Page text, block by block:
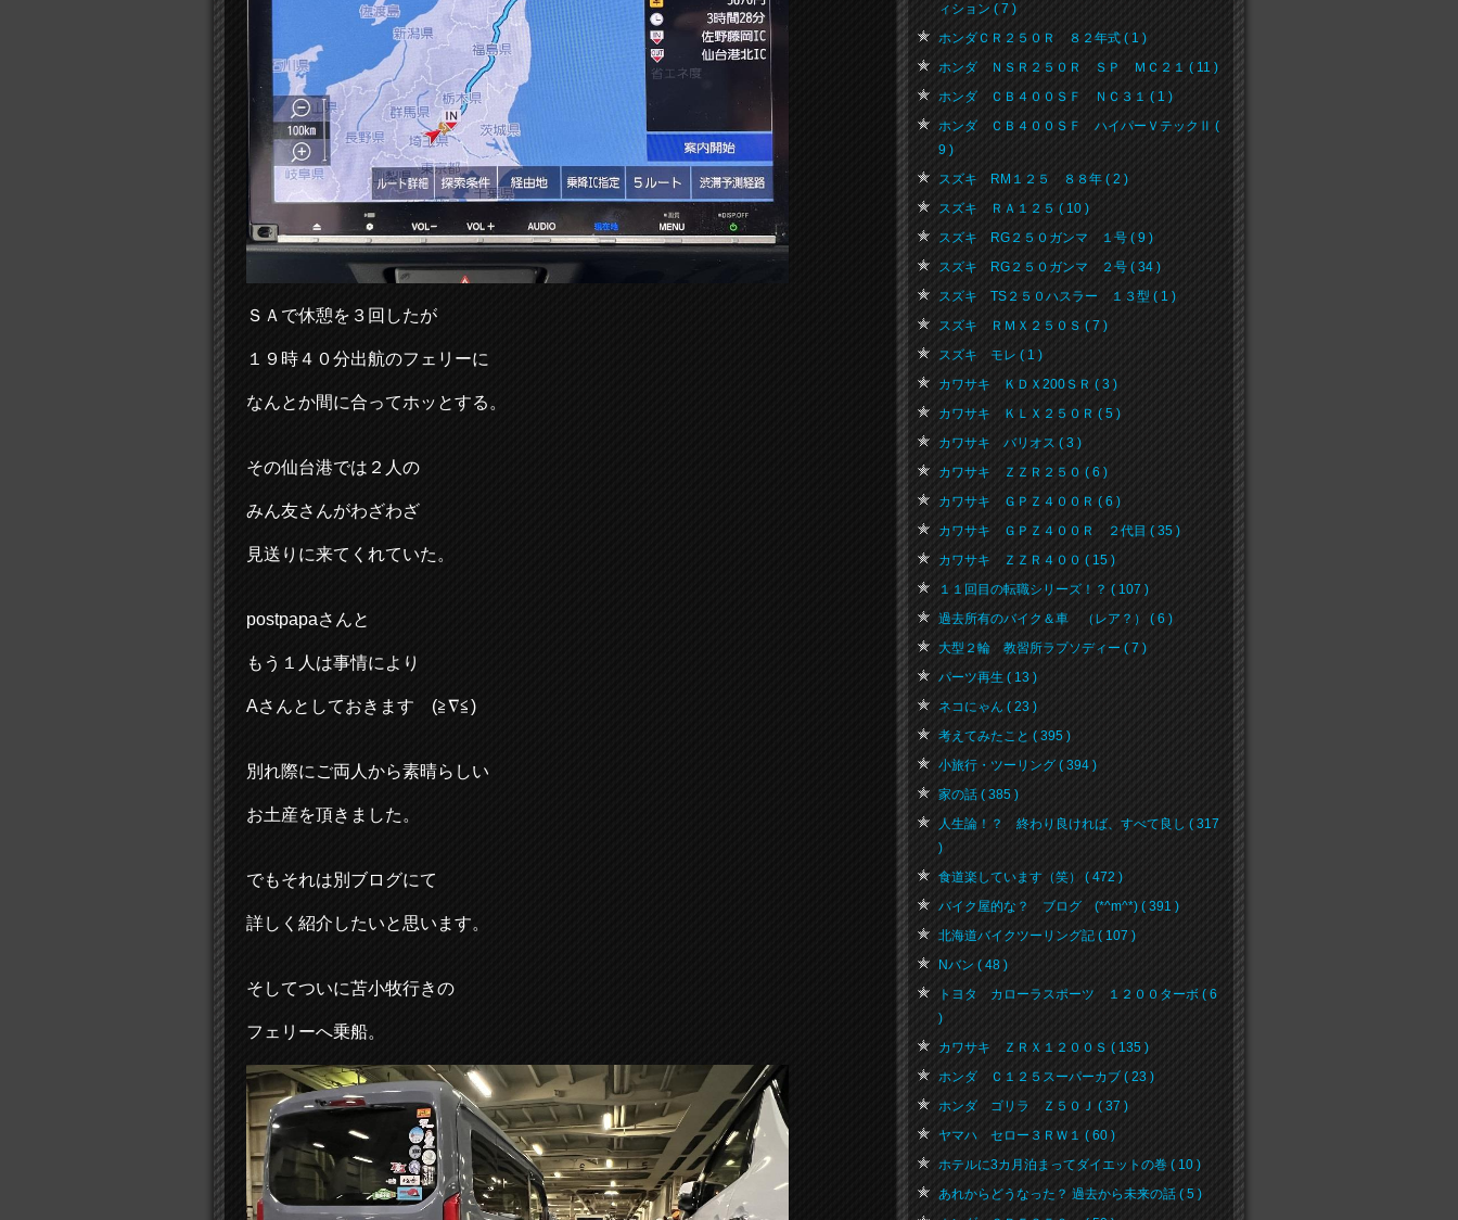
ＳＡで休憩を３回したが
１９時４０分出航のフェリーに
なんとか間に合ってホッとする。
その仙台港では２人の
みん友さんがわざわざ
見送りに来てくれていた。
postpapaさんと
もう１人は事情により
Aさんとしておきます (≧∇≦)
別れ際にご両人から素晴らしい
お土産を頂きました。
でもそれは別ブログにて
詳しく紹介したいと思います。
そしてついに苫小牧行きの
フェリーへ乗船。
ィション ( 7 )
ホンダＣＲ２５０Ｒ ８２年式 ( 1 )
ホンダ ＮＳＲ２５０Ｒ ＳＰ ＭＣ２１ ( 11 )
ホンダ ＣＢ４００ＳＦ ＮＣ３１ ( 1 )
ホンダ ＣＢ４００ＳＦ ハイパーＶテックⅡ (
9 )
スズキ RM１２５ ８８年 ( 2 )
スズキ ＲＡ１２５ ( 10 )
スズキ RG２５０ガンマ １号 ( 9 )
スズキ RG２５０ガンマ ２号 ( 34 )
スズキ TS２５０ハスラー １３型 ( 1 )
スズキ ＲＭＸ２５０Ｓ ( 7 )
スズキ モレ ( 1 )
カワサキ ＫＤＸ200ＳＲ ( 3 )
カワサキ ＫＬＸ２５０Ｒ ( 5 )
カワサキ バリオス ( 3 )
カワサキ ＺＺＲ２５０ ( 6 )
カワサキ ＧＰＺ４００Ｒ ( 6 )
カワサキ ＧＰＺ４００Ｒ ２代目 ( 35 )
カワサキ ＺＺＲ４００ ( 15 )
１１回目の転職シリーズ！？ ( 107 )
過去所有のバイク＆車 （レア？） ( 6 )
大型２輪 教習所ラプソディー ( 7 )
パーツ再生 ( 13 )
ネコにゃん ( 23 )
考えてみたこと ( 395 )
小旅行・ツーリング ( 394 )
家の話 ( 385 )
人生論！？ 終わり良ければ、すべて良し ( 317
)
食道楽しています（笑） ( 472 )
バイク屋的な？ ブログ (*^m^*) ( 391 )
北海道バイクツーリング記 ( 107 )
Nバン ( 48 )
トヨタ カローラスポーツ １２００ターボ ( 6
)
カワサキ ＺＲＸ１２００Ｓ ( 135 )
ホンダ Ｃ１２５スーパーカブ ( 23 )
ホンダ ゴリラ Ｚ５０Ｊ ( 37 )
ヤマハ セロー３ＲＷ１ ( 60 )
ホテルに3カ月泊まってダイエットの巻 ( 10 )
あれからどうなった？ 過去から未来の話 ( 5 )